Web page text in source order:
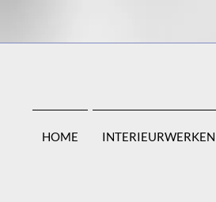
HOME INTERIEURWERKEN